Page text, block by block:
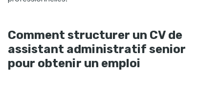
Comment structurer un CV de
assistant administratif senior
pour obtenir un emploi